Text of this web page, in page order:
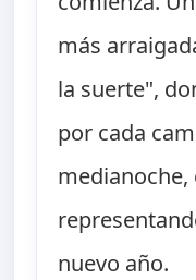
más
la suerte",
por cada
medianoche,
nuevo año.